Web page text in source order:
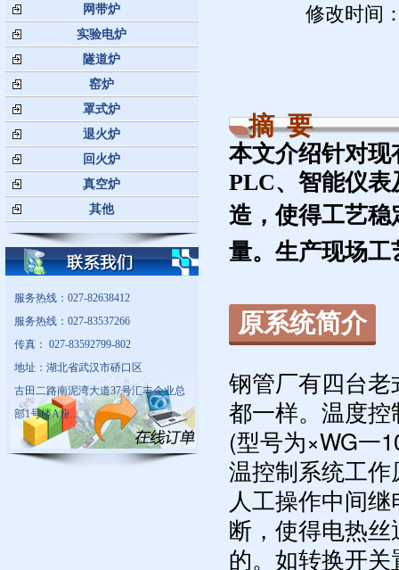
网带炉
实验电炉
隧道炉
窑炉
罩式炉
退火炉
回火炉
真空炉
其他
服务热线：027-82638412
服务热线：027-83537266
传真： 027-83592799-802
地址：湖北省武汉市硚口区
古田二路南泥湾大道37号汇丰企业总
部1号楼A座...
修改时间
摘 要
本文介绍针对
PLC、智能仪表
造，使得工艺稳
量。生产现场
原系统简介
钢管厂有四台
都一样。温度
(型号为×WG一
温控制系统工
人工操作中间
断，使得电热
的。如转换开